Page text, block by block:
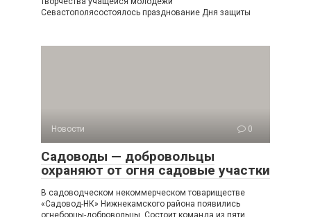
Севастополясостоялось празднование Дня защиты
Новости 0
Садоводы — добровольцы
охраняют от огня садовые участки
В садоводческом некоммерческом товариществе
«Садовод-НК» Нижнекамского района появились
огнеборцы-добровольцы. Состоит команда из пяти